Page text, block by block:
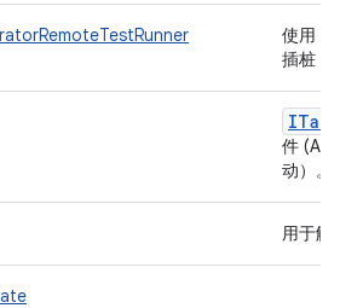
使用
插桩
件
动）。
用于解